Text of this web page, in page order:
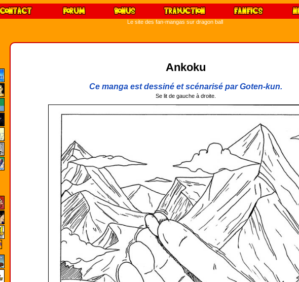
Le site des fan-mangas sur dragon ball
Ankoku
Ce manga est dessiné et scénarisé par Goten-kun.
Se lit de gauche à droite.